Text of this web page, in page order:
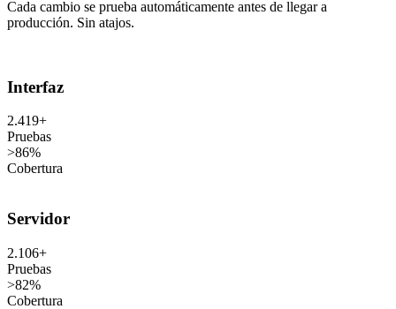
Cada cambio se prueba automáticamente antes de llegar a
producción. Sin atajos.
Interfaz
2.419+
Pruebas
>86%
Cobertura
Servidor
2.106+
Pruebas
>82%
Cobertura